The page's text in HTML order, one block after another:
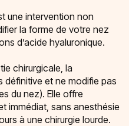
une intervention non
la forme de votre nez
d’acide hyaluronique.
chirurgicale, la
définitive et ne modifie pas
du nez). Elle offre
immédiat, sans anesthésie
à une chirurgie lourde.